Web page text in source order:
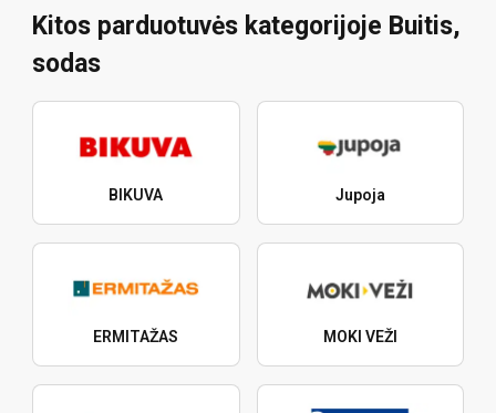
Kitos parduotuvės kategorijoje Buitis,
sodas
BIKUVA Jupoja
ERMITAŽAS MOKI VEŽI